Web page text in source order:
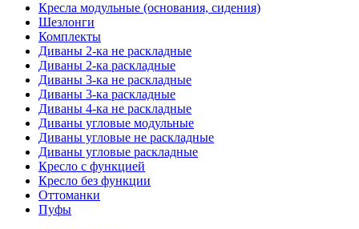
Кресла модульные (основания, сидения)
Шезлонги
Комплекты
Диваны 2-ка не раскладные
Диваны 2-ка раскладные
Диваны 3-ка не раскладные
Диваны 3-ка раскладные
Диваны 4-ка не раскладные
Диваны угловые модульные
Диваны угловые не раскладные
Диваны угловые раскладные
Кресло с функцией
Кресло без функции
Оттоманки
Пуфы